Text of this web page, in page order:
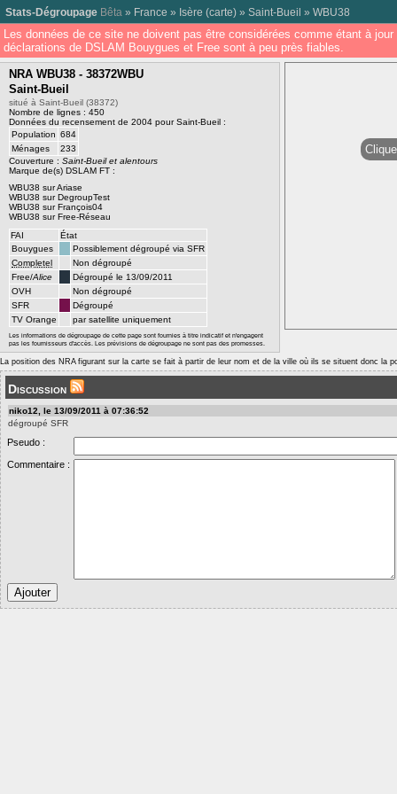
Stats-Dégroupage Bêta » France » Isère (carte) » Saint-Bueil » WBU38
Les données de ce site ne doivent pas être considérées comme étant à
déclarations de DSLAM Bouygues et Free sont à peu près fiables.
NRA WBU38 - 38372WBU
Saint-Bueil
situé à Saint-Bueil (38372)
Nombre de lignes : 450
Données du recensement de 2004 pour Saint-Bueil :
Population 684
Ménages
233
Couverture : Saint-Bueil et alentours
Marque de(s) DSLAM FT :
WBU38 sur Ariase
WBU38 sur DegroupTest
WBU38 sur François04
WBU38 sur Free-Réseau
FAI
État
Bouygues
Possiblement dégroupé via SFR
Completel
Non dégroupé
Free/Alice
Dégroupé le 13/09/2011
OVH
Non dégroupé
SFR
Dégroupé
TV Orange
par satellite uniquement
Les informations de dégroupage de cette page sont fournies à titre indicatif et n'engagent
pas les fournisseurs d'accès. Les prévisions de dégroupage ne sont pas des promesses.
La position des NRA figurant sur la carte se fait à partir de leur nom et de la ville où ils se situent donc la
Discussion
niko12, le 13/09/2011 à 07:36:52
dégroupé SFR
Pseudo :
Commentaire :